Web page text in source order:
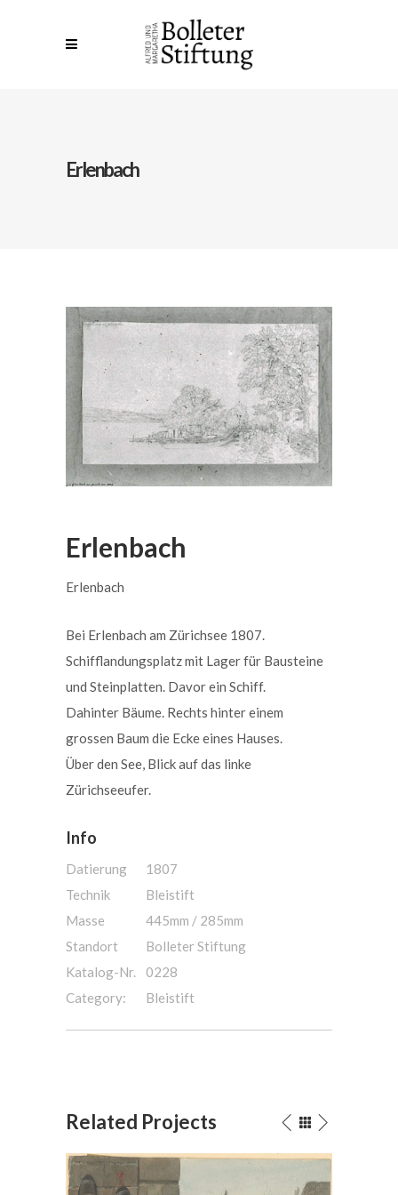
Erlenbach
Erlenbach
Erlenbach
Bei Erlenbach am Zürichsee 1807.
Schifflandungsplatz mit Lager für Bausteine
und Steinplatten. Davor ein Schiff.
Dahinter Bäume. Rechts hinter einem
grossen Baum die Ecke eines Hauses.
Über den See, Blick auf das linke
Zürichseeufer.
Info
Datierung
1807
Technik
Bleistift
Masse
445mm / 285mm
Standort
Bolleter Stiftung
Katalog-Nr.
0228
Category:
Bleistift
Related Projects